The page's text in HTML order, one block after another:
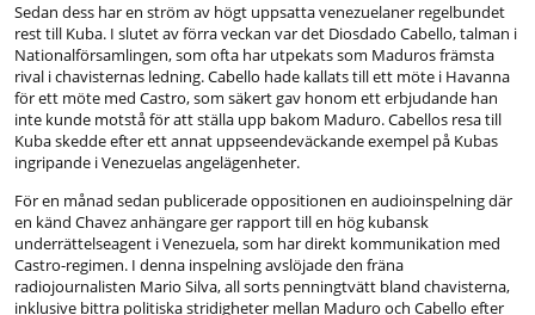
Sedan dess har en ström av högt uppsatta venezuelaner regelbundet
rest till Kuba. I slutet av förra veckan var det Diosdado Cabello, talman i
Nationalförsamlingen, som ofta har utpekats som Maduros främsta
rival i chavisternas ledning. Cabello hade kallats till ett möte i Havanna
för ett möte med Castro, som säkert gav honom ett erbjudande han
inte kunde motstå för att ställa upp bakom Maduro. Cabellos resa till
Kuba skedde efter ett annat uppseendeväckande exempel på Kubas
ingripande i Venezuelas angelägenheter.
För en månad sedan publicerade oppositionen en audioinspelning där
en känd Chavez anhängare ger rapport till en hög kubansk
underrättelseagent i Venezuela, som har direkt kommunikation med
Castro-regimen. I denna inspelning avslöjade den fräna
radiojournalisten Mario Silva, all sorts penningtvätt bland chavisterna,
inklusive bittra politiska stridigheter mellan Maduro och Cabello efter